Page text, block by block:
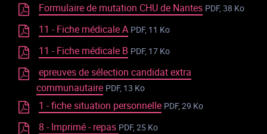
Formulaire de mutation CHU de Nantes PDF, 38 Ko
11 - Fiche médicale A PDF, 11 Ko
11 - Fiche médicale B PDF, 17 Ko
epreuves de sélection candidat extra
communautaire PDF, 13 Ko
1 - fiche situation personnelle PDF, 29 Ko
8 - Imprimé - repas PDF, 25 Ko